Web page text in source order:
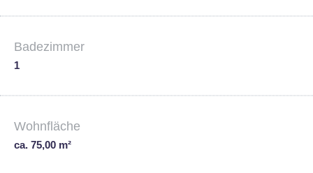
Badezimmer
1
Wohnfläche
ca. 75,00 m²